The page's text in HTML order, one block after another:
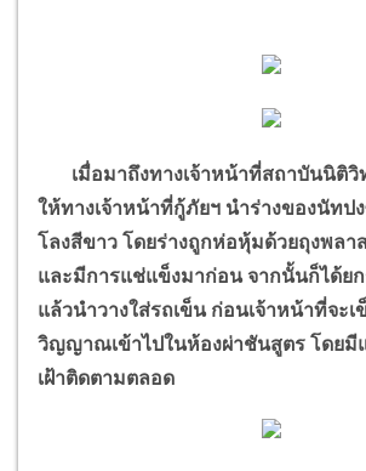
เมื่อมาถึงทางเจ้าหน้าที่สถาบันนิติวิ
ให้ทางเจ้าหน้าที่กู้ภัยฯ นำร่างของนัทป
โลงสีขาว โดยร่างถูกห่อหุ้มด้วยถุงพล
และมีการแช่แข็งมาก่อน จากนั้นก็ได้ย
แล้วนำวางใส่รถเข็น ก่อนเจ้าหน้าที่จะเ
วิญญาณเข้าไปในห้องผ่าชันสูตร โดยมี
เฝ้าติดตามตลอด